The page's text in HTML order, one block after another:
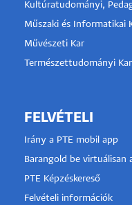
Kultúratudományi,
Műszaki és Informatikai
Művészeti Kar
Természettudományi Kar
FELVÉTELI
Irány a PTE mobil app
Barangold be virtuálisan
PTE Képzéskereső
Felvételi információk